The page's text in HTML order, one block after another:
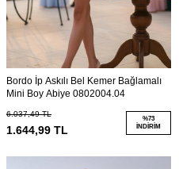
Bordo İp Askılı Bel Kemer Bağlamalı
Mini Boy Abiye 0802004.04
6.037,49TL
1.644,99 TL
%73
İNDIRIM